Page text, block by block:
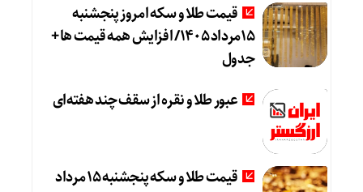
قیمت طلا و سکه امروز پنجشنبه
15مرداد 1405/ افزایش همه قیمت ها +
جدول
عبور طلا و نقره از سقف چند هفته‌ای
قیمت طلا و سکه پنجشنبه 15 مرداد